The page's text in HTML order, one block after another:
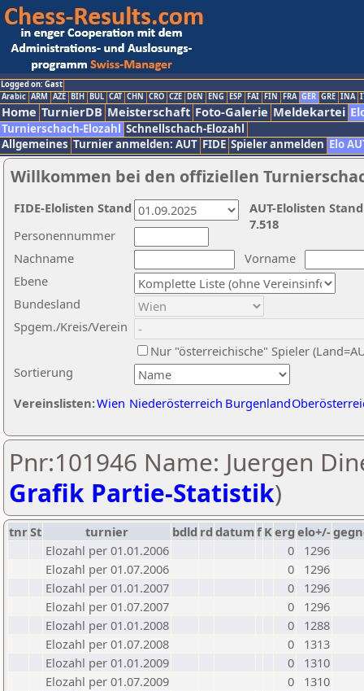
Logged on: Gast
Arabic ARM AZE BIH BUL CAT CHN CRO CZE DEN ENG ESP FAI FIN FRA GER GRE INA
Home TurnierDB Meisterschaft Foto-Galerie Meldekartei
Turnierschach-Elozahl Schnellschach-Elozahl
Allgemeines Turnier anmelden: AUT FIDE Spieler anmelden Elo
Willkommen bei den offiziellen
Nachname
Vorname
Ebene
Sortierung
Personennummer
Bundesland
Spgem./Kreis/Verein
Nur "österreichische" Spieler
Vereinslisten:Wien Niederösterreich Burgenland
AUT-Elolisten
7.518
FIDE-Elolisten Stand
Pnr:101946 Name: Juergen
Grafik Partie-Statistik)
tnrSt turnier bdld rd datumf Kerg elo+/-
Elozahl per 01.01.2006
0
1296
Elozahl per 01.07.2006
0
1296
Elozahl per 01.01.2007
0
1296
Elozahl per 01.07.2007
0
1296
Elozahl per 01.01.2008
0
1288
Elozahl per 01.07.2008
0
1313
Elozahl per 01.01.2009
0
1310
Elozahl per 01.07.2009
0
1310